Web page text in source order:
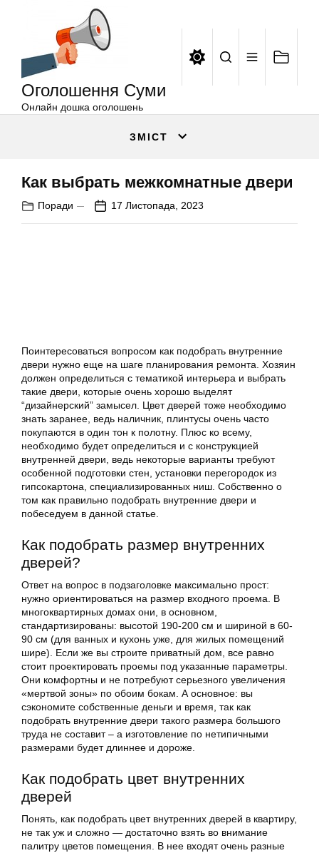
Оголошення Суми
Онлайн дошка оголошень
ЗМІСТ
Как выбрать межкомнатные двери
Поради 17 Листопада, 2023
Поинтересоваться вопросом как подобрать внутренние
двери нужно еще на шаге планирования ремонта. Хозяин
должен определиться с тематикой интерьера и выбрать
такие двери, которые очень хорошо выделят
“дизайнерский” замысел. Цвет дверей тоже необходимо
знать заранее, ведь наличник, плинтусы очень часто
покупаются в один тон к полотну. Плюс ко всему,
необходимо будет определиться и с конструкцией
внутренней двери, ведь некоторые варианты требуют
особенной подготовки стен, установки перегородок из
гипсокартона, специализированных ниш. Собственно о
том как правильно подобрать внутренние двери и
побеседуем в данной статье.
Как подобрать размер внутренних
дверей?
Ответ на вопрос в подзаголовке максимально прост:
нужно ориентироваться на размер входного проема. В
многоквартирных домах они, в основном,
стандартизированы: высотой 190-200 см и шириной в 60-
90 см (для ванных и кухонь уже, для жилых помещений
шире). Если же вы строите приватный дом, все равно
стоит проектировать проемы под указанные параметры.
Они комфортны и не потребуют серьезного увеличения
«мертвой зоны» по обоим бокам. А основное: вы
сэкономите собственные деньги и время, так как
подобрать внутренние двери такого размера большого
труда не составит – а изготовление по нетипичными
размерами будет длиннее и дороже.
Как подобрать цвет внутренних
дверей
Понять, как подобрать цвет внутренних дверей в квартиру,
не так уж и сложно — достаточно взять во внимание
палитру цветов помещения. В нее входят очень разные